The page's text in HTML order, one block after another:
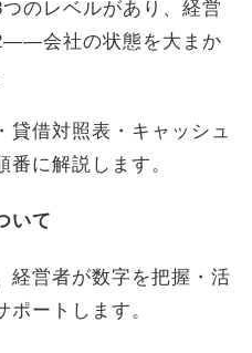
のレベルがあり、経営
会社の状態を大まか
貸借対照表・キャッシュ
に解説します。
いて
経営者が数字を把握・活
ートします。